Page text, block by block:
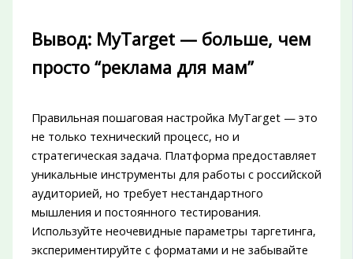
Вывод: MyTarget — больше, чем
просто “реклама для мам”
Правильная пошаговая настройка MyTarget — это
не только технический процесс, но и
стратегическая задача. Платформа предоставляет
уникальные инструменты для работы с российской
аудиторией, но требует нестандартного
мышления и постоянного тестирования.
Используйте неочевидные параметры таргетинга,
экспериментируйте с форматами и не забывайте